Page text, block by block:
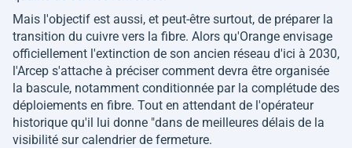
Mais l'objectif est aussi, et peut-être surtout, de préparer la
transition du cuivre vers la fibre. Alors qu'Orange envisage
officiellement l'extinction de son ancien réseau d'ici à 2030,
l'Arcep s'attache à préciser comment devra être organisée
la bascule, notamment conditionnée par la complétude des
déploiements en fibre. Tout en attendant de l'opérateur
historique qu'il lui donne "dans de meilleures délais de la
visibilité sur calendrier de fermeture.